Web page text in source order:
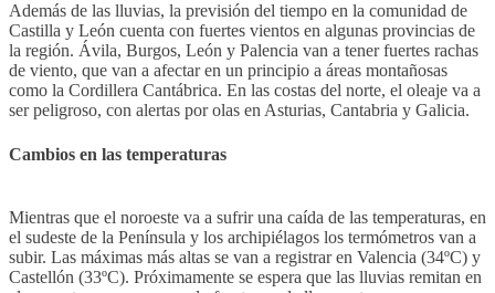
Además de las lluvias, la previsión del tiempo en la comunidad de
Castilla y León cuenta con fuertes vientos en algunas provincias de
la región. Ávila, Burgos, León y Palencia van a tener fuertes rachas
de viento, que van a afectar en un principio a áreas montañosas
como la Cordillera Cantábrica. En las costas del norte, el oleaje va a
ser peligroso, con alertas por olas en Asturias, Cantabria y Galicia.
Cambios en las temperaturas
Mientras que el noroeste va a sufrir una caída de las temperaturas, en
el sudeste de la Península y los archipiélagos los termómetros van a
subir. Las máximas más altas se van a registrar en Valencia (34ºC) y
Castellón (33ºC). Próximamente se espera que las lluvias remitan en